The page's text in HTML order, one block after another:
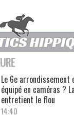
Le 6e
équipé en caméras ?
entretient le flou
14:40